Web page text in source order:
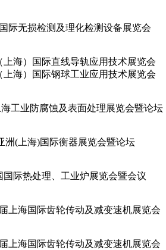
际无损检测及理化检测设备展览会
上海）国际直线导轨应用技术展览会
上海）国际钢球工业应用技术展览会
海工业防腐蚀及表面处理展览会暨论坛
洲(上海)国际衡器展览会暨论坛
国际热处理、工业炉展览会暨会议
上海国际齿轮传动及减变速机展览会
上海国际齿轮传动及减变速机展览会